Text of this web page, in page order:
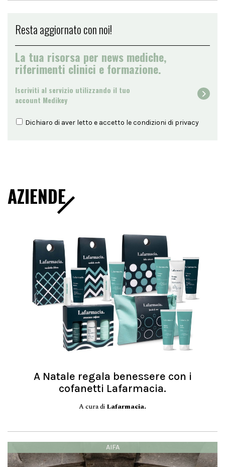
Resta aggiornato con noi!
La tua risorsa per news mediche,
riferimenti clinici e formazione.
Iscriviti al servizio utilizzando il tuo
account Medikey
Dichiaro di aver letto e accetto le condizioni di privacy
AZIENDE
A Natale regala benessere con i
cofanetti Lafarmacia.
A cura di Lafarmacia.
AIFA